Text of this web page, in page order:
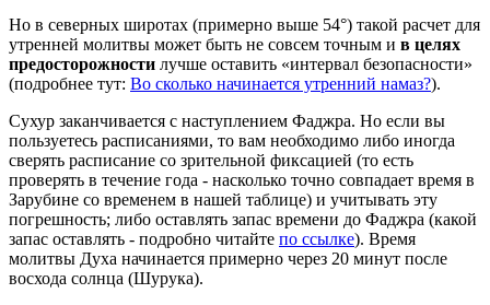
Но в северных широтах (примерно выше 54°) такой расчет для
утренней молитвы может быть не совсем точным и в целях
предосторожности лучше оставить «интервал безопасности»
(подробнее тут: Во сколько начинается утренний намаз?).
Сухур заканчивается с наступлением Фаджра. Но если вы
пользуетесь расписаниями, то вам необходимо либо иногда
сверять расписание со зрительной фиксацией (то есть
проверять в течение года - насколько точно совпадает время в
Зарубине со временем в нашей таблице) и учитывать эту
погрешность; либо оставлять запас времени до Фаджра (какой
запас оставлять - подробно читайте по ссылке). Время
молитвы Духа начинается примерно через 20 минут после
восхода солнца (Шурука).